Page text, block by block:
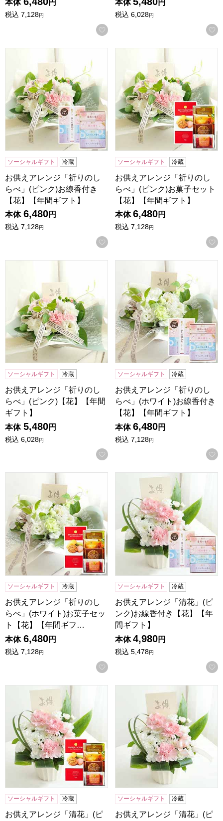
本体 円
税込 7,128円
お気に入りに登録する
本体 円
税込 6,028円
ソーシャルギフト 冷蔵
お供えアレンジ「祈りのし
らべ」(ピンク)お線香付き
【花】【年間ギフト】
本体 6,480円
税込 7,128円
お気に入りに登録する
ソーシャルギフト 冷蔵
お供えアレンジ「祈りのし
らべ」(ピンク)お菓子セット
【花】【年間ギフト】
本体 6,480円
税込 7,128円
ソーシャルギフト 冷蔵
お供えアレンジ「祈りのし
らべ」(ピンク)【花】【年間
ギフト】
本体 5,480円
税込 6,028円
お気に入りに登録する
ソーシャルギフト 冷蔵
お供えアレンジ「祈りのし
らべ」(ホワイト)お線香付き
【花】【年間ギフト】
本体 6,480円
税込 7,128円
お供えアレンジ「祈りのしらべ」(ホワイト)お菓子セット【
ソーシャルギフト 冷蔵
お供えアレンジ「祈りのし
らべ」(ホワイト)お菓子セッ
ト【花】【年間ギフ…
本体 6,480円
税込 7,128円
お気に入りに登録する
お供えアレンジ「清花」(ピ
ソーシャルギフト 冷蔵
お供えアレンジ「清花」(ピ
ンク)お線香付き【花】【年
間ギフト】
本体 4,980円
税込 5,478円
お供えアレンジ「清花」(ピンク)お菓子セット【花】【年間
ソーシャルギフト 冷蔵
お供えアレンジ「清花」(ピ
お供えアレンジ「清花」(ピ
ソーシャルギフト 冷蔵
お供えアレンジ「清花」(ピ